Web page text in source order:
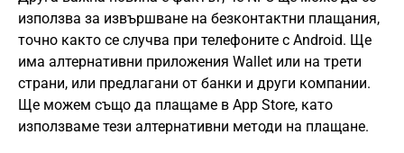
използва за извършване на безконтактни плащания,
точно както се случва при телефоните с Android. Ще
има алтернативни приложения Wallet или на трети
страни, или предлагани от банки и други компании.
Ще можем също да плащаме в App Store, като
използваме тези алтернативни методи на плащане.